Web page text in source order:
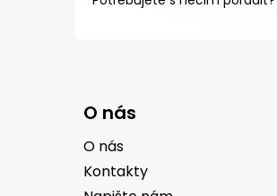
O nás
O nás
Kontakty